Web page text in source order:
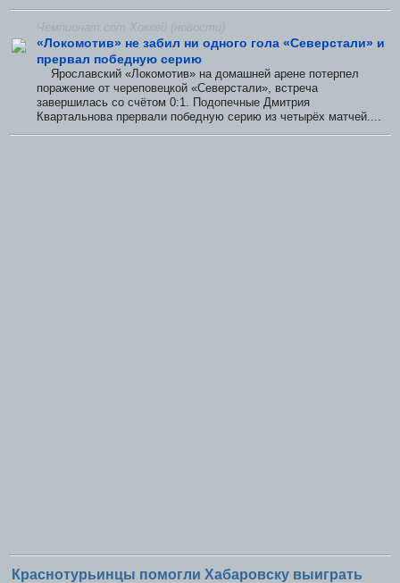
Чемпионат.com Хоккей (новости)
«Локомотив» не забил ни одного гола «Северстали» и
прервал победную серию
Ярославский «Локомотив» на домашней арене потерпел
поражение от череповецкой «Северстали», встреча
завершилась со счётом 0:1. Подопечные Дмитрия
Квартальнова прервали победную серию из четырёх матчей....
Краснотурьинцы помогли Хабаровску выиграть